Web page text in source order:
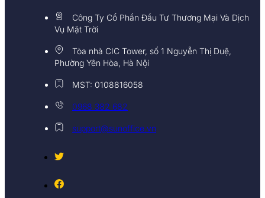
Công Ty Cổ Phần Đầu Tư Thương Mại Và Dịch
Vụ Mặt Trời
Tòa nhà CIC Tower, số 1 Nguyễn Thị Duệ,
Phường Yên Hòa, Hà Nội
MST: 0108816058
0968 382 682
support@sunoffice.vn